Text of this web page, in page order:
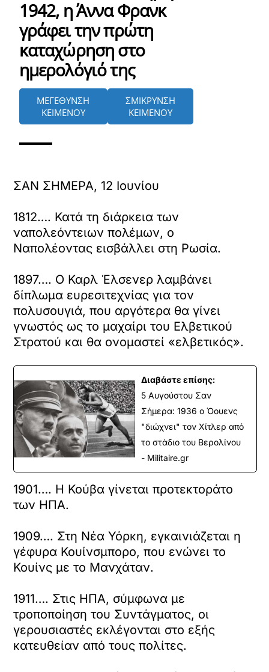
1942, η Άννα Φρανκ
γράφει την πρώτη
καταχώρηση στο
ημερολόγιό της
ΜΕΓΕΘΥΝΣΗ
ΚΕΙΜΕΝΟΥ
ΣΜΙΚΡΥΝΣΗ
ΚΕΙΜΕΝΟΥ
ΣΑΝ ΣΗΜΕΡΑ, 12 Ιουνίου
1812…. Κατά τη διάρκεια των
ναπολεόντειων πολέμων, ο
Ναπολέοντας εισβάλλει στη Ρωσία.
1897…. Ο Καρλ Έλσενερ λαμβάνει
δίπλωμα ευρεσιτεχνίας για τον
πολυσουγιά, που αργότερα θα γίνει
γνωστός ως το μαχαίρι του Ελβετικού
Στρατού και θα ονομαστεί «ελβετικός».
Διαβάστε επίσης:
5 Αυγούστου Σαν
Σήμερα: 1936 ο Όουενς
"διώχνει" τον Χίτλερ από
το στάδιο του Βερολίνου
- Militaire.gr
1901…. Η Κούβα γίνεται προτεκτοράτο
των ΗΠΑ.
1909…. Στη Νέα Υόρκη, εγκαινιάζεται η
γέφυρα Κουίνσμπορο, που ενώνει το
Κουίνς με το Μανχάταν.
1911…. Στις ΗΠΑ, σύμφωνα με
τροποποίηση του Συντάγματος, οι
γερουσιαστές εκλέγονται στο εξής
κατευθείαν από τους πολίτες.